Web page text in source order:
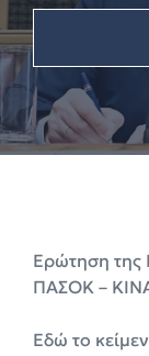
Ερώτηση της
ΠΑΣΟΚ –
Εδώ το